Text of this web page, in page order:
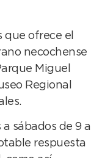
que ofrece el
necochense
Miguel
Regional
sábados de 9 a
respuesta